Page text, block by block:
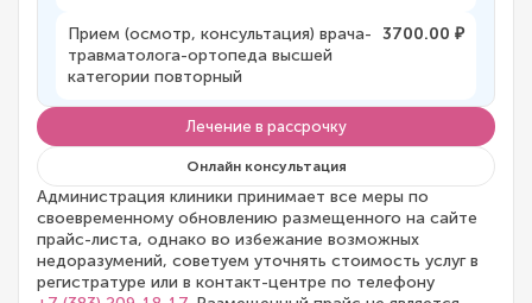
Прием (осмотр, консультация) врача-
травматолога-ортопеда высшей
категории повторный
3700.00 ₽
Лечение в рассрочку
Онлайн консультация
Администрация клиники принимает все меры по
своевременному обновлению размещенного на сайте
прайс-листа, однако во избежание возможных
недоразумений, советуем уточнять стоимость услуг в
регистратуре или в контакт-центре по телефону